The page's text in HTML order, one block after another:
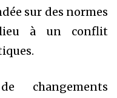
sur des normes
lieu à un conflit
changements